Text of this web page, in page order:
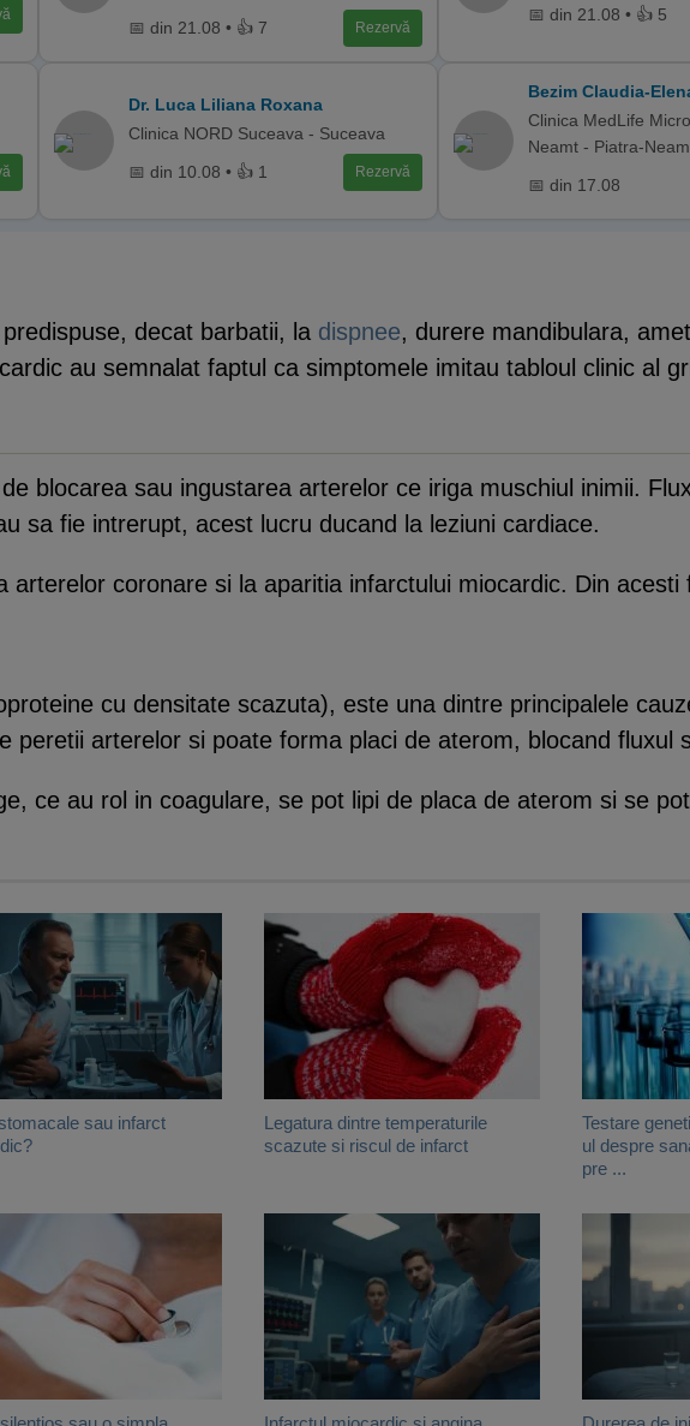
📅 din 21.08 • 👍 7 Rezervă
📅 din 21.08 • 👍 5
Dr. Luca Liliana Roxana
Clinica NORD Suceava - Suceava
📅 din 10.08 • 👍 1 Rezervă
Bezim Claudia-
Clinica MedLife
Neamt - Piatra-
📅 din 17.08
decat barbatii, la dispnee, durere mandibulara,
au semnalat faptul ca simptomele imitau tabloul clinic al
blocarea sau ingustarea arterelor ce iriga muschiul inimii.
sa fie intrerupt, acest lucru ducand la leziuni cardiace.
arterelor coronare si la aparitia infarctului miocardic. Din acesti
cu densitate scazuta), este una dintre principalele
peretii arterelor si poate forma placi de aterom, blocand fluxul
ce au rol in coagulare, se pot lipi de placa de aterom si se
sau infarct
Legatura dintre temperaturile
scazute si riscul de infarct
Testare
ul despre
pre ...